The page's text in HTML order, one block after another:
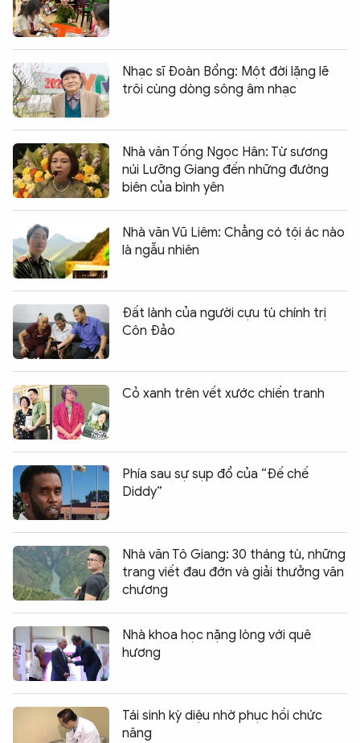
Nhạc sĩ Đoàn Bổng: Một đời lặng lẽ
trôi cùng dòng sông âm nhạc
Nhà văn Tống Ngọc Hân: Từ sương
núi Lưỡng Giang đến những đường
biên của bình yên
Nhà văn Vũ Liêm: Chẳng có tội ác nào
là ngẫu nhiên
Đất lành của người cựu tù chính trị
Côn Đảo
Cỏ xanh trên vết xước chiến tranh
Phía sau sự sụp đổ của “Đế chế
Diddy”
Nhà văn Tô Giang: 30 tháng tù, những
trang viết đau đớn và giải thưởng văn
chương
Nhà khoa học nặng lòng với quê
hương
Tái sinh kỳ diệu nhờ phục hồi chức
năng